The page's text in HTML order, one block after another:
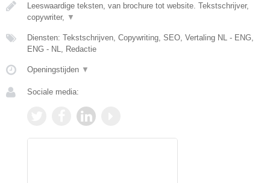
Leeswaardige teksten, van brochure tot website. Tekstschrijver,
copywriter,
▼
Diensten: Tekstschrijven, Copywriting, SEO, Vertaling NL - ENG,
ENG - NL, Redactie
Openingstijden ▼
Sociale media: